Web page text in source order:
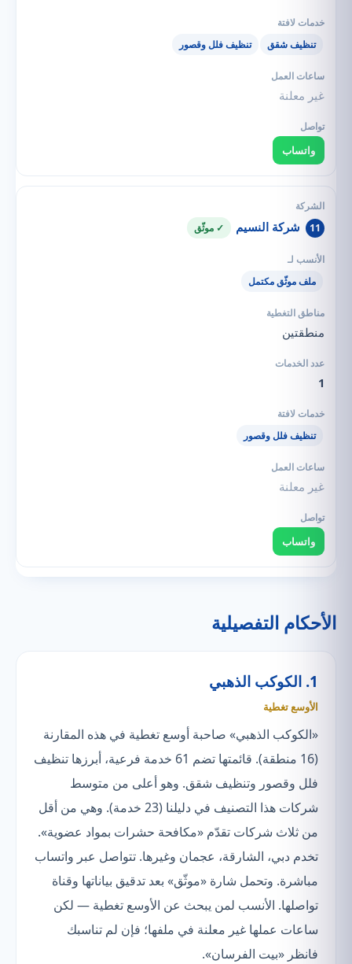
تنظيف شقق تنظيف فلل وقصور
غير معلنة
واتساب
11 شركة النسيم ✓ موثّق
ملف موثّق مكتمل
منطقتين
1
تنظيف فلل وقصور
غير معلنة
واتساب
الأحكام التفصيلية
1. الكوكب الذهبي
الأوسع تغطية
«الكوكب الذهبي» صاحبة أوسع تغطية في هذه المقارنة
(16 منطقة). قائمتها تضم 61 خدمة فرعية، أبرزها تنظيف
فلل وقصور وتنظيف شقق. وهو أعلى من متوسط
شركات هذا التصنيف في دليلنا (23 خدمة). وهي من أقل
من ثلاث شركات تقدّم «مكافحة حشرات بمواد عضوية».
تخدم دبي، الشارقة، عجمان وغيرها. تتواصل عبر واتساب
مباشرة. وتحمل شارة «موثّق» بعد تدقيق بياناتها وقناة
تواصلها. الأنسب لمن يبحث عن الأوسع تغطية — لكن
ساعات عملها غير معلنة في ملفها؛ فإن لم تناسبك
فانظر «بيت الفرسان».